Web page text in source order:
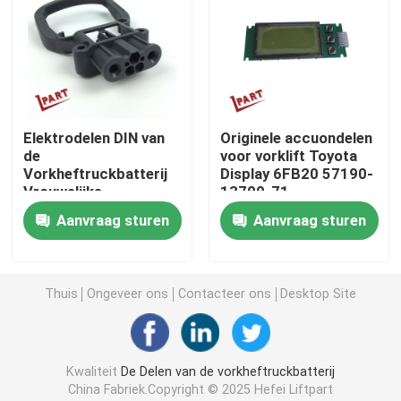
Vorkheftruckschakelaar
Elektrische Vorkheftruckschakelaar
Vorkheftruckhandvat
Heftruck gashendel
Motor Magnetische Rem
Het Systeem van de vorkheftruckrem
Elektrodelen DIN van
de
Vorkheftruckbatterij
Vrouwelijke
Ladersschakelaar 80A
Aanvraag sturen
Originele accuondelen
voor vorklift Toyota
Display 6FB20 57190-
13700-71
Aanvraag sturen
Thuis Ongeveer ons Contacteer ons Desktop Site
Kwaliteit De Delen van de vorkheftruckbatterij
China Fabriek.Copyright © 2025 Hefei Liftpart